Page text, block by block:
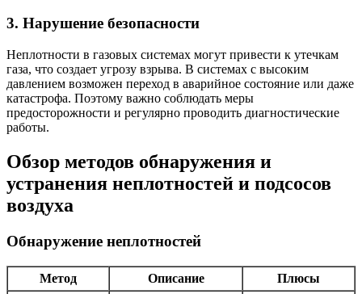
3. Нарушение безопасности
Неплотности в газовых системах могут привести к утечкам
газа, что создает угрозу взрыва. В системах с высоким
давлением возможен переход в аварийное состояние или даже
катастрофа. Поэтому важно соблюдать меры
предосторожности и регулярно проводить диагностические
работы.
Обзор методов обнаружения и
устранения неплотностей и подсосов
воздуха
Обнаружение неплотностей
Метод Описание Плюсы